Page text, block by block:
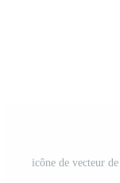
icône de vecteur